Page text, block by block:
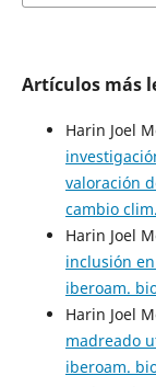
Artículos más
Harin Joel
valoración
cambio
Harin Joel
inclusión
iberoam.
Harin Joel
madreado
iberoam.